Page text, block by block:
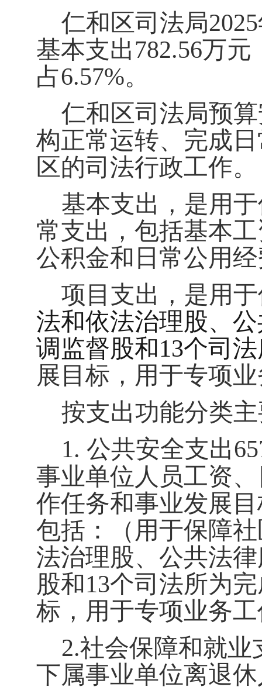
仁和区司法局2025
基本支出782.56万元
占6.57%。
仁和区司法局预
构正常运转、完成
区的司法行政工作。
基本支出，是用
常支出，包括基本
公积金和日常公用
项目支出，是用
法和依法治理股、
调监督股和13个司
展目标，用于专项
按支出功能分类
1. 公共安全支出
事业单位人员工资
作任务和事业发展
包括：（ 用于保障
法治理股、公共法
股和13个司法所为
标，用于专项业务
2.社会保障和就业
下属事业单位离退